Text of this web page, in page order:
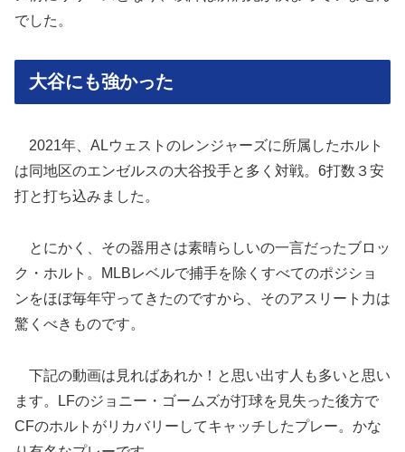
でした。
大谷にも強かった
2021年、ALウェストのレンジャーズに所属したホルト
は同地区のエンゼルスの大谷投手と多く対戦。6打数３安
打と打ち込みました。
とにかく、その器用さは素晴らしいの一言だったブロッ
ク・ホルト。MLBレベルで捕手を除くすべてのポジショ
ンをほぼ毎年守ってきたのですから、そのアスリート力は
驚くべきものです。
下記の動画は見ればあれか！と思い出す人も多いと思い
ます。LFのジョニー・ゴームズが打球を見失った後方で
CFのホルトがリカバリーしてキャッチしたプレー。かな